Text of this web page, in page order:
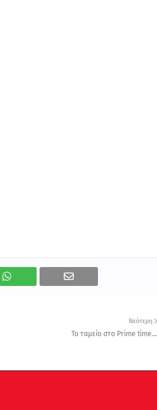
Νεότερη
Το ταμείο στο Prime time...